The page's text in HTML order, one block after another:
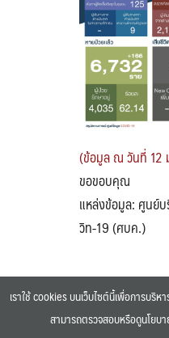
(ข้อมูล ณ วันที่ 12
ขอขอบคุณ
แหล่งข้อมูล: ศูนย์
วิท-19 (ศบค.)
©2025 BANGKOK
เราใช้ cookies บนเว็บไซต์นี้เพื่อการบริ
สามารถตรวจสอบหรือดูนโยบ